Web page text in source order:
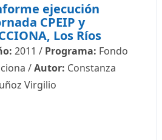
ejecución
CPEIP y
Los Ríos
2011 / Programa: Fondo
/Autor: Constanza
Virgilio